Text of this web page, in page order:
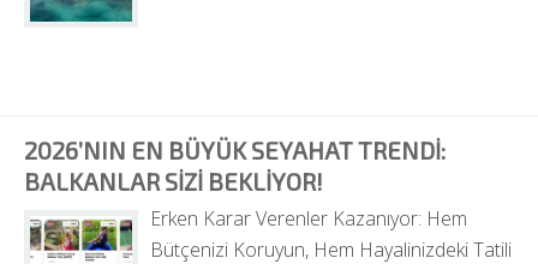
2026’NIN EN BÜYÜK SEYAHAT TRENDI:
BALKANLAR SIZI BEKLIYOR!
Erken Karar Verenler Kazanıyor: Hem
Bütçenizi Koruyun, Hem Hayalinizdeki Tatili